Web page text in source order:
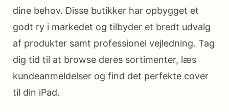
dine behov. Disse butikker har opbygget et
godt ry i markedet og tilbyder et bredt udvalg
af produkter samt professionel vejledning. Tag
dig tid til at browse deres sortimenter, læs
kundeanmeldelser og find det perfekte cover
til din iPad.